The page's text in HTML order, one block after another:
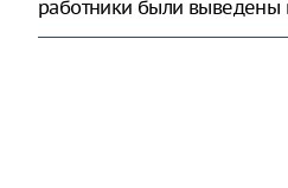
работники были выведены